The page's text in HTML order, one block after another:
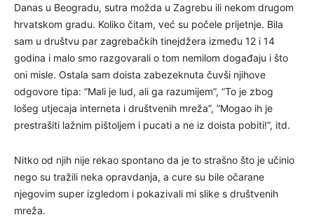
Danas u Beogradu, sutra možda u Zagrebu ili nekom drugom
hrvatskom gradu. Koliko čitam, već su počele prijetnje. Bila
sam u društvu par zagrebačkih tinejdžera između 12 i 14
godina i malo smo razgovarali o tom nemilom događaju i što
oni misle. Ostala sam doista zabezeknuta čuvši njihove
odgovore tipa: ”Mali je lud, ali ga razumijem”, ”To je zbog
lošeg utjecaja interneta i društvenih mreža”, ”Mogao ih je
prestrašiti lažnim pištoljem i pucati a ne iz doista pobiti!”, itd.
Nitko od njih nije rekao spontano da je to strašno što je učinio
nego su tražili neka opravdanja, a cure su bile očarane
njegovim super izgledom i pokazivali mi slike s društvenih
mreža.